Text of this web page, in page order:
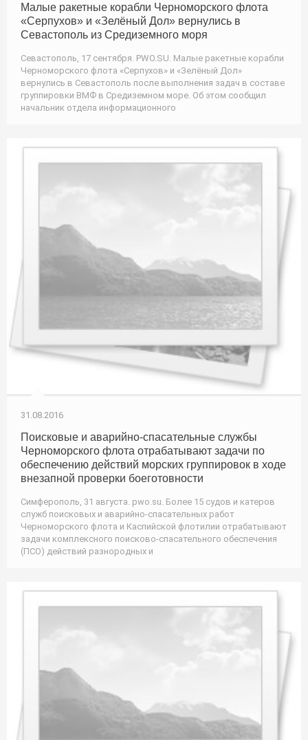
Малые ракетные корабли Черноморского флота
«Серпухов» и «Зелёный Дол» вернулись в
Севастополь из Средиземного моря
Севастополь, 17 сентября. PWO.SU. Малые ракетные корабли
Черноморского флота «Серпухов» и «Зелёный Дол»
вернулись в Севастополь после выполнения задач в составе
группировки ВМФ в Средиземном море. Об этом сообщил
начальник отдела информационного
31.08.2016
Поисковые и аварийно-спасательные службы
Черноморского флота отрабатывают задачи по
обеспечению действий морских группировок в ходе
внезапной проверки боеготовности
Симферополь, 31 августа. pwo.su. Более 15 судов и катеров
служб поисковых и аварийно-спасательных работ
Черноморского флота и Каспийской флотилии отрабатывают
задачи комплексного поисково-спасательного обеспечения
(ПСО) действий разнородных и